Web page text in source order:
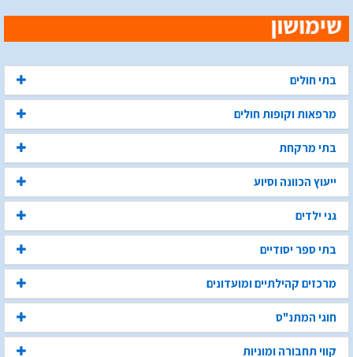
בתי חולים
מרפאות וקופות חולים
בתי מרקחת
ייעוץ הכוונה וסיוע
גני ילדים
בתי ספר יסודיים
מרכזים קהילתיים ומועדונים
חוגי המתנ"ס
קווי תחבורה ומוניות